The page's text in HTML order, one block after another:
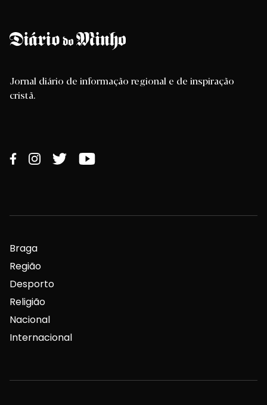
Jornal diário de informação regional e de inspiração
cristã.
Braga
Região
Desporto
Religião
Nacional
Internacional